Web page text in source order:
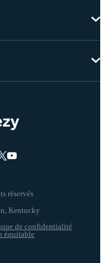
réservés
de confidentialité
équitable